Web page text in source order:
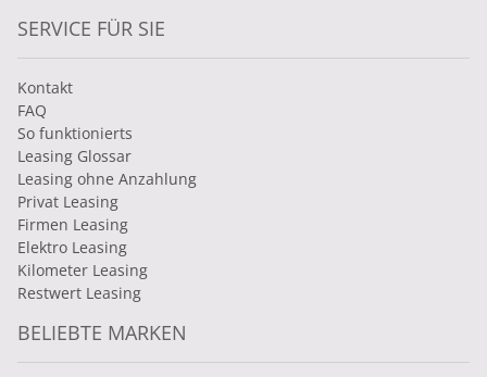
SERVICE FÜR SIE
Kontakt
FAQ
So funktionierts
Leasing Glossar
Leasing ohne Anzahlung
Privat Leasing
Firmen Leasing
Elektro Leasing
Kilometer Leasing
Restwert Leasing
BELIEBTE MARKEN